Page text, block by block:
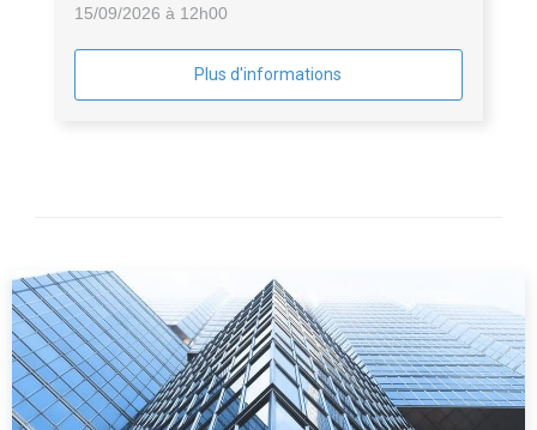
15/09/2026 à 12h00
Plus d'informations